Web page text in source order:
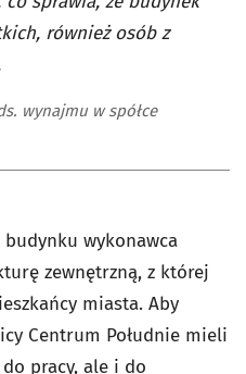
również osób z
wynajmu w spółce
wykonawca
zewnętrzną, z której
miasta. Aby
Centrum Południe mieli
pracy, ale i do